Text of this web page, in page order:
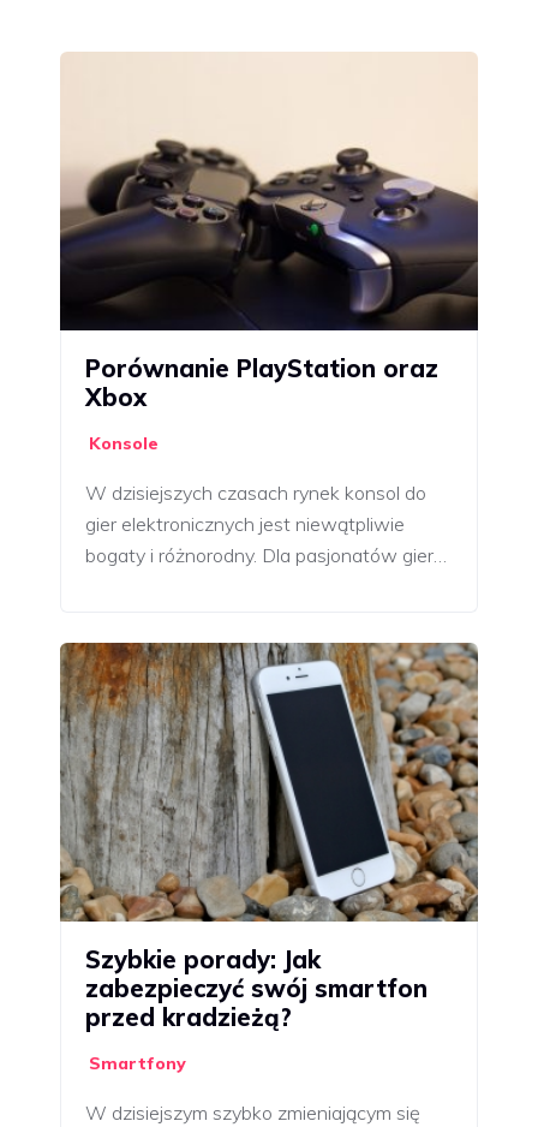
Porównanie PlayStation oraz
Xbox
Konsole
W dzisiejszych czasach rynek konsol do
gier elektronicznych jest niewątpliwie
bogaty i różnorodny. Dla pasjonatów gier…
Szybkie porady: Jak
zabezpieczyć swój smartfon
przed kradzieżą?
Smartfony
W dzisiejszym szybko zmieniającym się